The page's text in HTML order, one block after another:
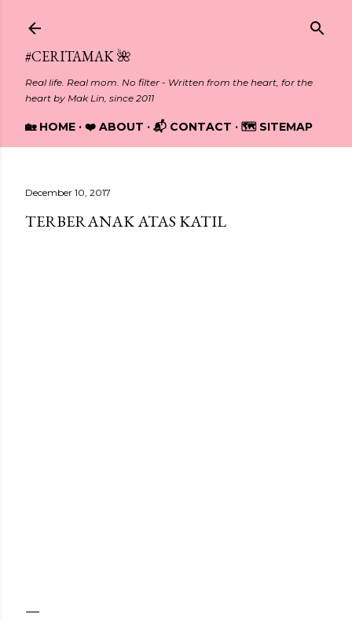
#CERITAMAK 🌺
Real life. Real mom. No filter - Written from the heart, for the
heart by Mak Lin, since 2011
🏡 HOME ❤️ ABOUT 📬 CONTACT 🗺️ SITEMAP
December 10, 2017
TERBERANAK ATAS KATIL